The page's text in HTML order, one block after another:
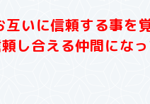
互いに信頼する事を
し合える仲間にな